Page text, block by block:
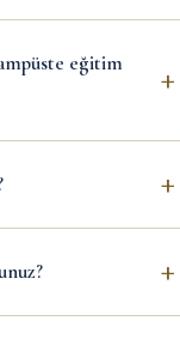
eğitim
+
+
+